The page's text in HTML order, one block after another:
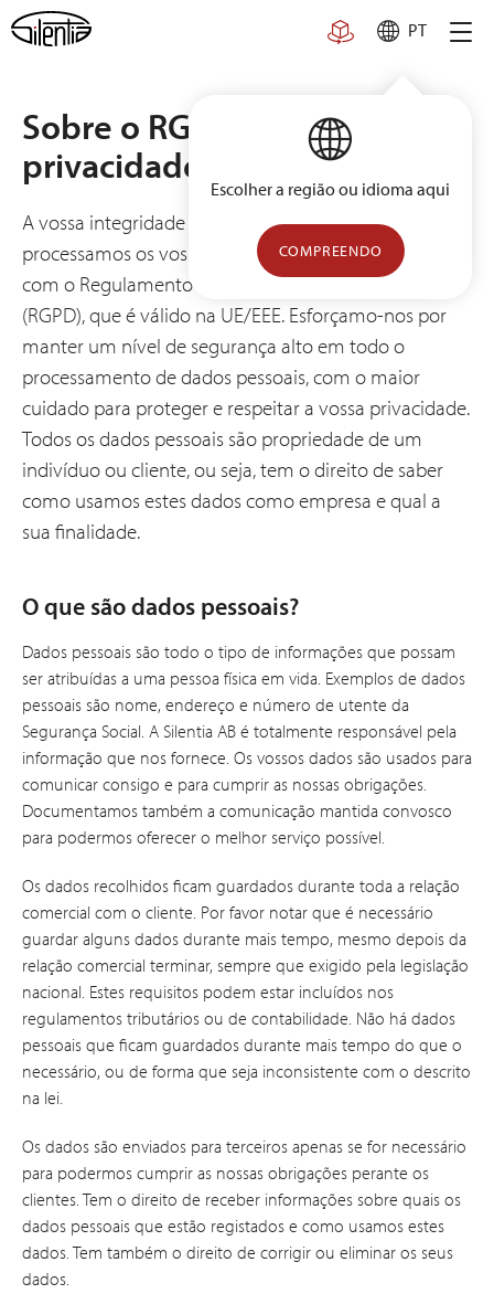
Skip
to
PT
Escolher a região ou idioma aqui
COMPREENDO
Sobre o RGDP e a política de
privacidade
A vossa integridade é importante para nós e
processamos os vossos dados pessoais de acordo
com o Regulamento Geral de Proteção de Dados
(RGPD), que é válido na UE/EEE. Esforçamo-nos por
manter um nível de segurança alto em todo o
processamento de dados pessoais, com o maior
cuidado para proteger e respeitar a vossa privacidade.
Todos os dados pessoais são propriedade de um
indivíduo ou cliente, ou seja, tem o direito de saber
como usamos estes dados como empresa e qual a
sua finalidade.
O que são dados pessoais?
Dados pessoais são todo o tipo de informações que possam
ser atribuídas a uma pessoa física em vida. Exemplos de dados
pessoais são nome, endereço e número de utente da
Segurança Social. A Silentia AB é totalmente responsável pela
informação que nos fornece. Os vossos dados são usados para
comunicar consigo e para cumprir as nossas obrigações.
Documentamos também a comunicação mantida convosco
para podermos oferecer o melhor serviço possível.
Os dados recolhidos ficam guardados durante toda a relação
comercial com o cliente. Por favor notar que é necessário
guardar alguns dados durante mais tempo, mesmo depois da
relação comercial terminar, sempre que exigido pela legislação
nacional. Estes requisitos podem estar incluídos nos
regulamentos tributários ou de contabilidade. Não há dados
pessoais que ficam guardados durante mais tempo do que o
necessário, ou de forma que seja inconsistente com o descrito
na lei.
Os dados são enviados para terceiros apenas se for necessário
para podermos cumprir as nossas obrigações perante os
clientes. Tem o direito de receber informações sobre quais os
dados pessoais que estão registados e como usamos estes
dados. Tem também o direito de corrigir ou eliminar os seus
dados.